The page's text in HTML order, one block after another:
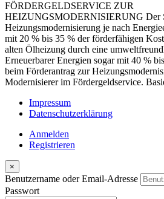
FÖRDERGELDSERVICE ZUR
HEIZUNGSMODERNISIERUNG Der
Heizungsmodernisierung je nach
mit 20 % bis 35 % der förderfähigen
alten Ölheizung durch eine
Erneuerbarer Energien sogar mit 40 %
beim Förderantrag zur
Modernisierer im Fördergeldservice.
Impressum
Datenschutzerklärung
Anmelden
Registrieren
×
Benutzername oder Email-Adresse
Passwort